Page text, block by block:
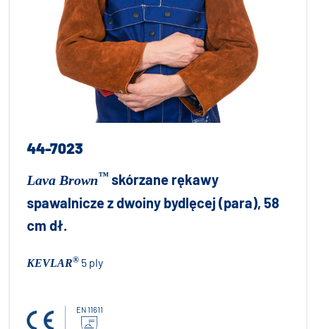
44-7023
Lava Brown™ skórzane rękawy
spawalnicze z dwoiny bydlęcej (para), 58
cm dł.
KEVLAR® 5 ply
EN 11611